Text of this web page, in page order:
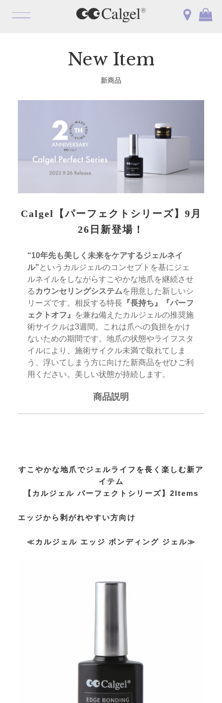
OPEN
New Item
新商品
Calgel【パーフェクトシリーズ】9月
26日新登場！
“10年先も美しく未来をケアするジェルネイ
ル” というカルジェルのコンセプトを基にジェ
ルネイルをしながらすこやかな地爪を継続させ
る カウンセリングシステムを用意した新しいシ
リーズです。​相反する特長『長持ち』『パーフ
ェクトオフ』
を兼ね備えたカルジェルの推奨施
術サイクルは3週間。これは爪への負担をかけ
ないための期間です。​地爪の状態やライフスタ
イルにより、施術サイクル未満で取れてしま
う、浮いてしまう方に向けた新商品をぜひご利
用ください。美しい状態が持続します。​
商品説明
すこやかな地爪でジェルライフを長く楽しむ新ア
イテム
【カルジェル パーフェクトシリーズ】2Items
エッジから剥がれやすい方向け
≪カルジェル エッジ ボンディング ジェル≫